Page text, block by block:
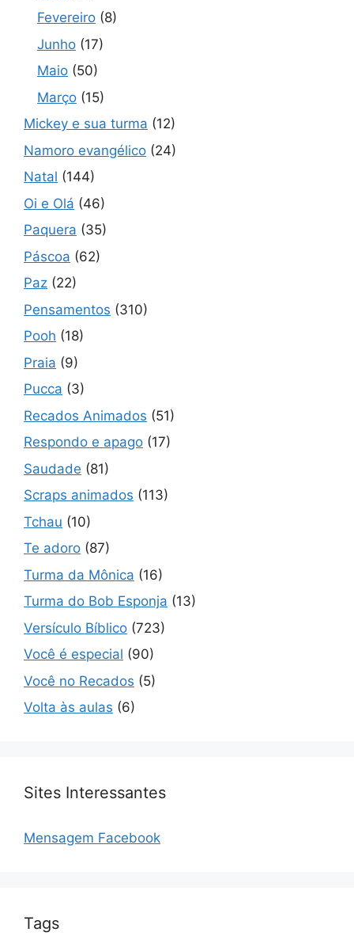
Fevereiro (8)
Junho (17)
Maio (50)
Março (15)
Mickey e sua turma (12)
Namoro evangélico (24)
Natal (144)
Oi e Olá (46)
Paquera (35)
Páscoa (62)
Paz (22)
Pensamentos (310)
Pooh (18)
Praia (9)
Pucca (3)
Recados Animados (51)
Respondo e apago (17)
Saudade (81)
Scraps animados (113)
Tchau (10)
Te adoro (87)
Turma da Mônica (16)
Turma do Bob Esponja (13)
Versículo Bíblico (723)
Você é especial (90)
Você no Recados (5)
Volta às aulas (6)
Sites Interessantes
Mensagem Facebook
Tags